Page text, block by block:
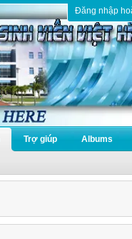
Đăng nhập
Trợ giúp Albums